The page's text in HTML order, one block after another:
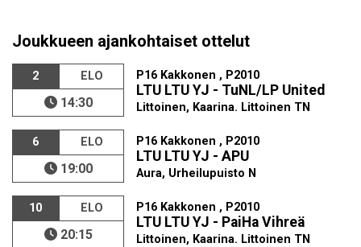
Joukkueen ajankohtaiset ottelut
2 ELO
14:30
P16 Kakkonen , P2010
LTU LTU YJ - TuNL/LP United
Littoinen, Kaarina. Littoinen TN
6 ELO
19:00
P16 Kakkonen , P2010
LTU LTU YJ - APU
Aura, Urheilupuisto N
10 ELO
20:15
P16 Kakkonen , P2010
LTU LTU YJ - PaiHa Vihreä
Littoinen, Kaarina. Littoinen TN